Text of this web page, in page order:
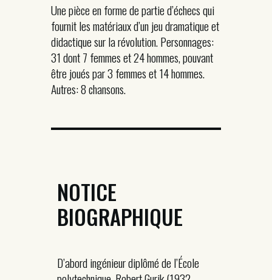
Une pièce en forme de partie d’échecs qui
fournit les matériaux d’un jeu dramatique et
didactique sur la révolution. Personnages:
31 dont 7 femmes et 24 hommes, pouvant
être joués par 3 femmes et 14 hommes.
Autres: 8 chansons.
NOTICE
BIOGRAPHIQUE
D’abord ingénieur diplômé de l’École